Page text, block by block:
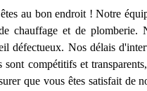
au bon endroit ! Notre
chauffage et de plomberie.
défectueux. Nos délais
compétitifs et
que vous êtes satisfait de